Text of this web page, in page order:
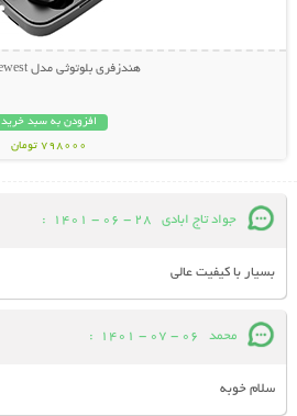
هندزفری بلوتوثی مدل M19 Newest
افزودن به سبد خرید
798000 تومان
جواد تاج ابادی 28 - 06 - 1401
:
بسیار با کیفیت عالی
محمد 06 - 07 - 1401
:
سلام خوبه